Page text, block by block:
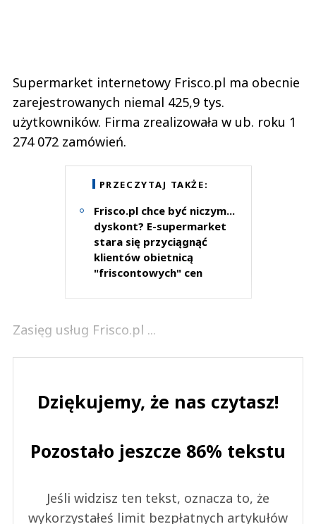
Supermarket internetowy Frisco.pl ma obecnie
zarejestrowanych niemal 425,9 tys.
użytkowników. Firma zrealizowała w ub. roku 1
274 072 zamówień.
PRZECZYTAJ TAKŻE:
Frisco.pl chce być niczym...
dyskont? E-supermarket
stara się przyciągnąć
klientów obietnicą
"friscontowych" cen
Zasięg usług Frisco.pl ...
Dziękujemy, że nas czytasz!
Pozostało jeszcze 86% tekstu
Jeśli widzisz ten tekst, oznacza to, że
wykorzystałeś limit bezpłatnych artykułów